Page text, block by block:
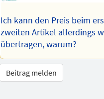
Ich kann den Preis beim
zweiten Artikel allerdings
übertragen, warum?
Beitrag melden